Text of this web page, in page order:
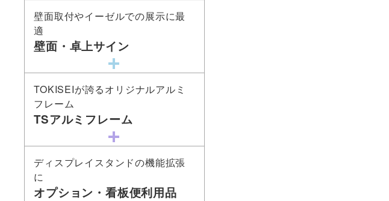
壁面取付やイーゼルでの展示に最
適
壁面・卓上サイン
TOKISEIが誇るオリジナルアルミ
フレーム
TSアルミフレーム
ディスプレイスタンドの機能拡張
に
オプション・看板便利用品